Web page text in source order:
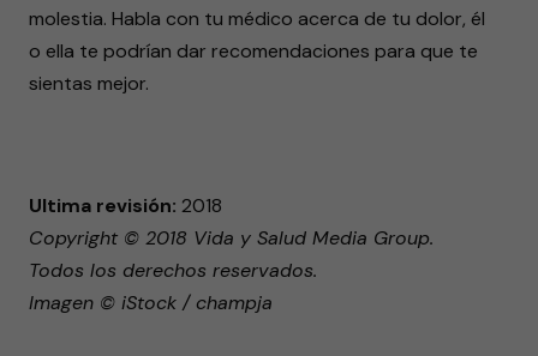
molestia. Habla con tu médico acerca de tu dolor, él
o ella te podrían dar recomendaciones para que te
sientas mejor.
Ultima revisión: 2018
Copyright © 2018 Vida y Salud Media Group.
Todos los derechos reservados.
Imagen © iStock / champja